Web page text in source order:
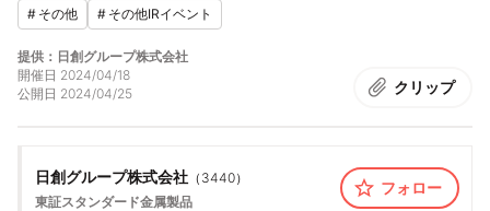
# その他 # その他IRイベント
提供：日創グループ株式会社
開催日 2024/04/18
公開日 2024/04/25 クリップ
日創グループ株式会社 （ 3440）
東証スタンダード金属製品
フォロー